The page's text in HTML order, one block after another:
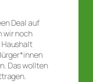
Deal auf
wir noch
Das wollten